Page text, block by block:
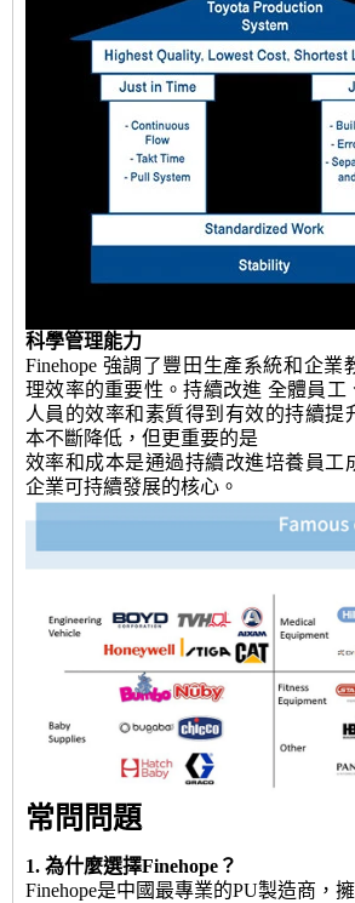
科學管理能力
Finehope 強調了豐田生產系統和企業
理效率的重要性。持續改進 全體員工
人員的效率和素質得到有效的持續提
本不斷降低，但更重要的是
效率和成本是通過持續改進培養員工
企業可持續發展的核心。
常問問題
1. 為什麼選擇Finehope？
Finehope是中國最專業的PU製造商，